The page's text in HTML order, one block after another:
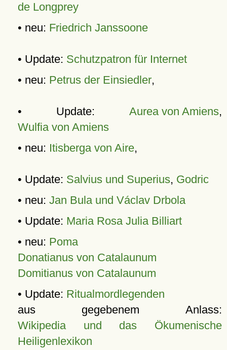
de Longprey
• neu: Friedrich Janssoone
• Update: Schutzpatron für Internet
• neu: Petrus der Einsiedler,
• Update: Aurea von Amiens,
Wulfia von Amiens
• neu: Itisberga von Aire,
• Update: Salvius und Superius, Godric
• neu: Jan Bula und Václav Drbola
• Update: Maria Rosa Julia Billiart
• neu: Poma
Donatianus von Catalaunum
Domitianus von Catalaunum
• Update: Ritualmordlegenden
aus gegebenem Anlass:
Wikipedia und das Ökumenische
Heiligenlexikon